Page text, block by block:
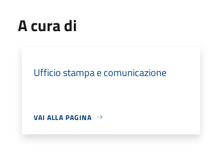
A cura di
Ufficio stampa e comunicazione
VAI ALLA PAGINA